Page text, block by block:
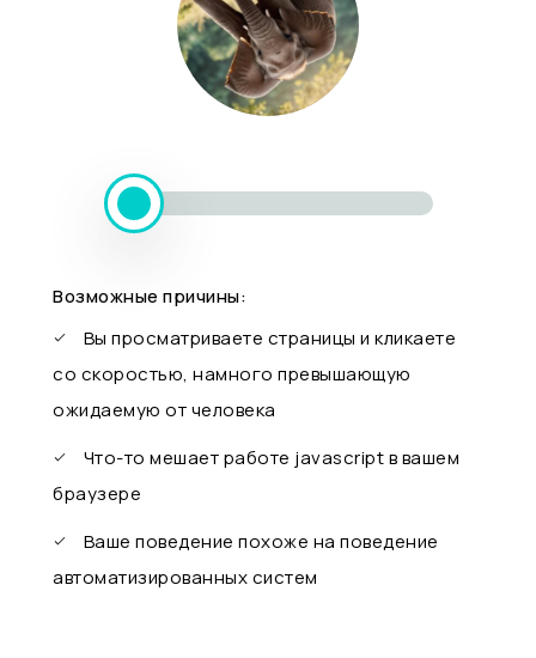
Возможные причины:
Вы просматриваете страницы и кликаете
со скоростью, намного превышающую
ожидаемую от человека
Что-то мешает работе javascript в вашем
браузере
Ваше поведение похоже на поведение
автоматизированных систем